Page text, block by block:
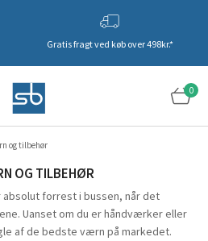
Gratis fragt ved køb over 498kr.*
0
og tilbehør
OG TILBEHØR
forrest i bussen, når det
Uanset om du er håndværker eller
af de bedste værn på markedet.